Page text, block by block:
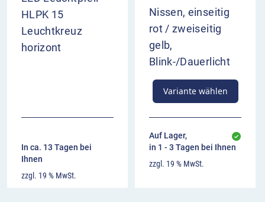
HLPK 15
Leuchtkreuz
horizont
In ca. 13 Tagen bei
Ihnen
zzgl. 19 % MwSt.
Nissen, einseitig
rot / zweiseitig
gelb,
Blink-/Dauerlicht
Variante wählen
Auf Lager,
in 1 - 3 Tagen bei Ihnen
zzgl. 19 % MwSt.